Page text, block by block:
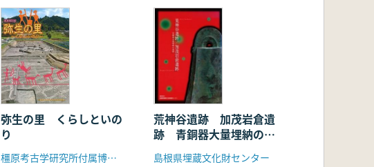
弥生の里 くらしといの
り
橿原考古学研究所付属博物館
荒神谷遺跡 加茂岩倉遺
跡 青銅器大量埋納の遺
跡
島根県埋蔵文化財センター